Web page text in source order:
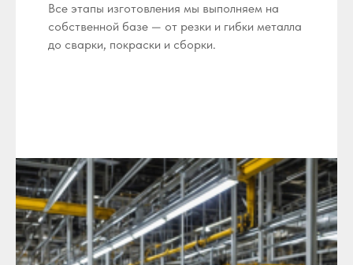
Все этапы изготовления мы выполняем на
собственной базе — от резки и гибки металла
до сварки, покраски и сборки.